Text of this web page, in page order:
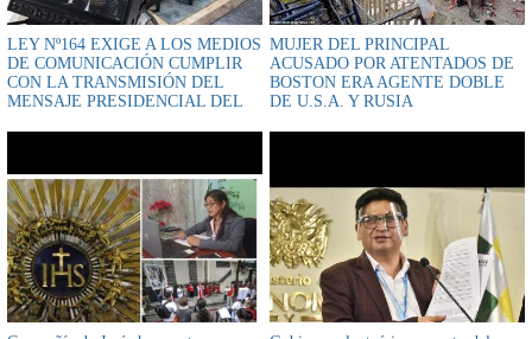
LEY Nº164 EXIGE A LOS MEDIOS
DE COMUNICACIÓN CUMPLIR
CON LA TRANSMISIÓN DEL
MENSAJE PRESIDENCIAL DEL
MUJER DEL PRINCIPAL
ACUSADO POR ATENTADOS DE
BOSTON ERA AGENTE DOBLE
DE U.S.A. Y RUSIA